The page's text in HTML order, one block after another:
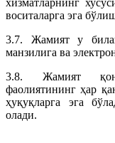
воситаларга эга
3.7. Жамият у
манзилига ва
3.8. Жамият
фаолиятининг ҳар
ҳуқуқларга эга
олади.